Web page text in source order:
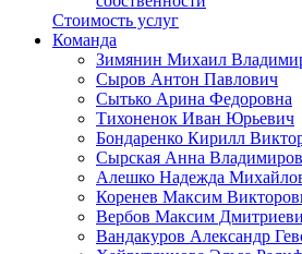
Стоимость услуг
Команда
Зимянин Михаил
Сыров Антон Павлович
Сытько Арина Федоровна
Тихоненок Иван Юрьевич
Бондаренко Кирилл
Сырская Анна
Алешко Надежда
Коренев Максим
Вербов Максим
Вандакуров Александр